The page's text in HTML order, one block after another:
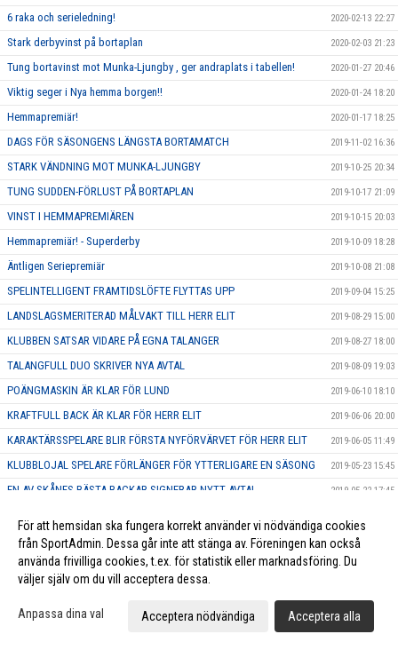
6 raka och serieledning! 2020-02-13 22:27
Stark derbyvinst på bortaplan 2020-02-03 21:23
Tung bortavinst mot Munka-Ljungby , ger andraplats i tabellen! 2020-01-27 20:46
Viktig seger i Nya hemma borgen!! 2020-01-24 18:20
Hemmapremiär! 2020-01-17 18:25
DAGS FÖR SÄSONGENS LÄNGSTA BORTAMATCH 2019-11-02 16:36
STARK VÄNDNING MOT MUNKA-LJUNGBY 2019-10-25 20:34
TUNG SUDDEN-FÖRLUST PÅ BORTAPLAN 2019-10-17 21:09
VINST I HEMMAPREMIÄREN 2019-10-15 20:03
Hemmapremiär! - Superderby 2019-10-09 18:28
Äntligen Seriepremiär 2019-10-08 21:08
SPELINTELLIGENT FRAMTIDSLÖFTE FLYTTAS UPP 2019-09-04 15:25
LANDSLAGSMERITERAD MÅLVAKT TILL HERR ELIT 2019-08-29 15:00
KLUBBEN SATSAR VIDARE PÅ EGNA TALANGER 2019-08-27 18:00
TALANGFULL DUO SKRIVER NYA AVTAL 2019-08-09 19:03
POÄNGMASKIN ÄR KLAR FÖR LUND 2019-06-10 18:10
KRAFTFULL BACK ÄR KLAR FÖR HERR ELIT 2019-06-06 20:00
KARAKTÄRSSPELARE BLIR FÖRSTA NYFÖRVÄRVET FÖR HERR ELIT 2019-06-05 11:49
KLUBBLOJAL SPELARE FÖRLÄNGER FÖR YTTERLIGARE EN SÄSONG 2019-05-23 15:45
EN AV SKÅNES BÄSTA BACKAR SIGNERAR NYTT AVTAL 2019-05-22 17:45
MÅLFARLIG ANFALLARE SKRIVER NYTT KONTRAKT 2019-05-17 16:17
Tåget rullar mot Allsvenskan - försäsongen är igång 2019-05-13 20:01
KAPTENEN FÖRLÄNGER SITT KONTRAKT
POÄNGSPELARE FÖRLÄNGER SITT KONTRAKT 2019-05-03 15:17
För att hemsidan ska fungera korrekt använder vi nödvändiga cookies
från SportAdmin. Dessa går inte att stänga av. Föreningen kan också
använda frivilliga cookies, t.ex. för statistik eller marknadsföring. Du
väljer själv om du vill acceptera dessa.
Anpassa dina val Acceptera nödvändiga Acceptera alla